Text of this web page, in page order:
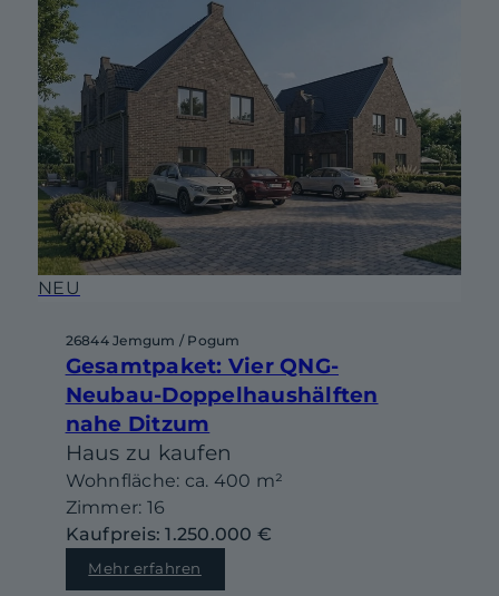
NEU
26844 Jemgum / Pogum
Gesamtpaket: Vier QNG-
Neubau-Doppelhaushälften
nahe Ditzum
Haus zu kaufen
Wohnfläche: ca. 400 m²
Zimmer: 16
Kaufpreis: 1.250.000 €
Mehr erfahren